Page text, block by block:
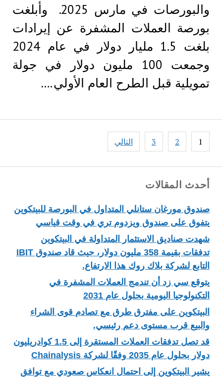
أحدث المقالات
صندوق مورغان ستانلي المتداول في البورصة للبيتكوين
يتفوق على صندوق ويزدوم تري في وقت قياسي
شهدت صناديق الاستثمار المتداولة في البيتكوين
تدفقات بقيمة 358 مليون دولار، حيث قاد صندوق IBIT
التابع لشركة بلاك روك هذا الارتفاع.
يتوقع سي زد أن تندمج العملات المشفرة في
التكنولوجيا اليومية بحلول عام 2031
البيتكوين على مفترق طرق مع تصادم قوى الشراء
والبيع قرب مستوى دعم رئيسي.
قد تصل تدفقات العملات المستقرة إلى 1.5 كوادريليون
دولار بحلول عام 2035 وفقًا لشركة Chainalysis
يشير البيتكوين إلى احتمال انعكاس صعودي مع توافق
والبورصات في مارس 2025. وأبلغت
بورصة العملات المشفرة عن إيرادات
بلغت 1.5 مليار دولار في عام 2024
وجمعت 100 مليون دولار في جولة
تمويلية قبل الطرح العام الأولي.…
Posts
pagination
1
2
3 التالي